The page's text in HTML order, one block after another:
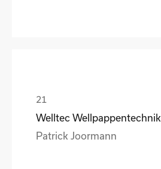
Welltec Wellpappentechnik
Patrick Joormann